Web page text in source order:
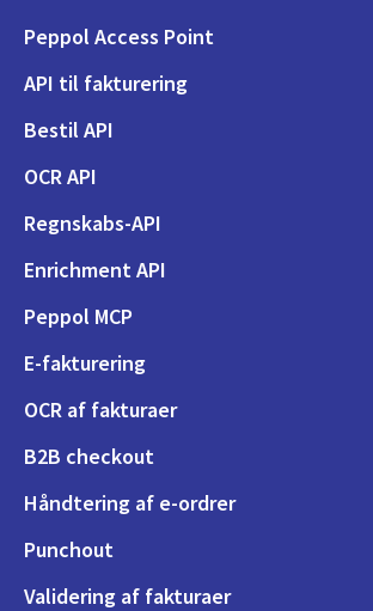
Peppol Access Point
API til fakturering
Bestil API
OCR API
Regnskabs-API
Enrichment API
Peppol MCP
E-fakturering
OCR af fakturaer
B2B checkout
Håndtering af e-ordrer
Punchout
Validering af fakturaer